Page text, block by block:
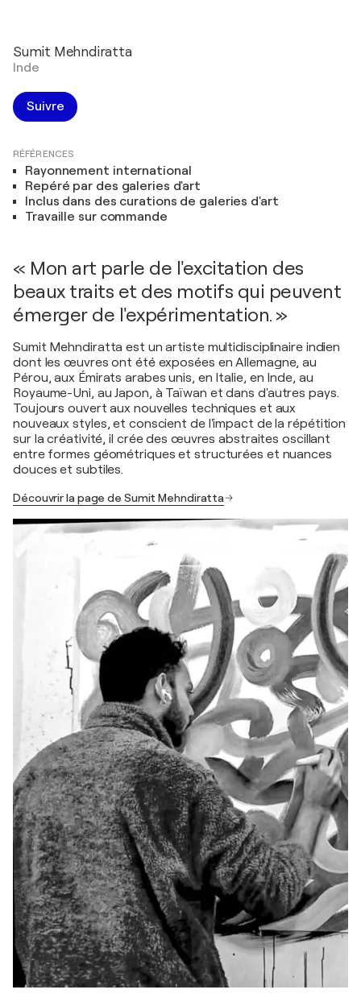
Sumit Mehndiratta
Inde
Suivre
RÉFÉRENCES
Rayonnement international
Repéré par des galeries d'art
Inclus dans des curations de galeries d'art
Travaille sur commande
« Mon art parle de l'excitation des
beaux traits et des motifs qui peuvent
émerger de l'expérimentation. »
Sumit Mehndiratta est un artiste multidisciplinaire indien
dont les œuvres ont été exposées en Allemagne, au
Pérou, aux Émirats arabes unis, en Italie, en Inde, au
Royaume-Uni, au Japon, à Taïwan et dans d'autres pays.
Toujours ouvert aux nouvelles techniques et aux
nouveaux styles, et conscient de l'impact de la répétition
sur la créativité, il crée des œuvres abstraites oscillant
entre formes géométriques et structurées et nuances
douces et subtiles.
Découvrir la page de Sumit Mehndiratta